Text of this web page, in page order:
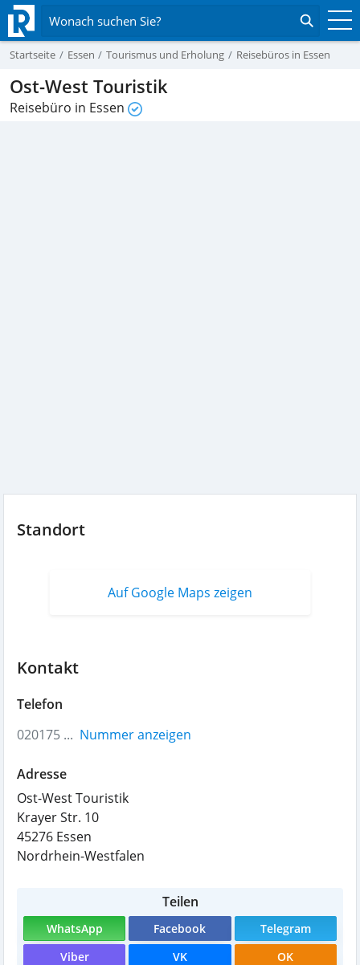
Wonach suchen Sie?
Startseite Essen Tourismus und Erholung Reisebüros in Essen
Ost-West Touristik
Reisebüro in Essen
Standort
Auf Google Maps zeigen
Kontakt
Telefon
020175 ... Nummer anzeigen
Adresse
Ost-West Touristik
Krayer Str. 10
45276 Essen
Nordrhein-Westfalen
Teilen
WhatsApp Facebook
Telegram
Viber
VK OK